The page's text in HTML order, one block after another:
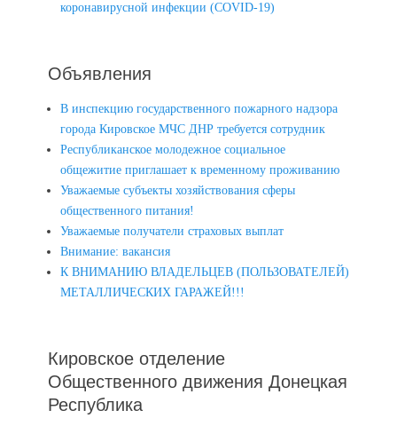
коронавирусной инфекции (COVID-19)
Объявления
В инспекцию государственного пожарного надзора
города Кировское МЧС ДНР требуется сотрудник
Республиканское молодежное социальное
общежитие приглашает к временному проживанию
Уважаемые субъекты хозяйствования сферы
общественного питания!
Уважаемые получатели страховых выплат
Внимание: вакансия
К ВНИМАНИЮ ВЛАДЕЛЬЦЕВ (ПОЛЬЗОВАТЕЛЕЙ)
МЕТАЛЛИЧЕСКИХ ГАРАЖЕЙ!!!
Кировское отделение
Общественного движения Донецкая
Республика